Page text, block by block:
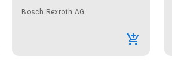
Bosch Rexroth AG